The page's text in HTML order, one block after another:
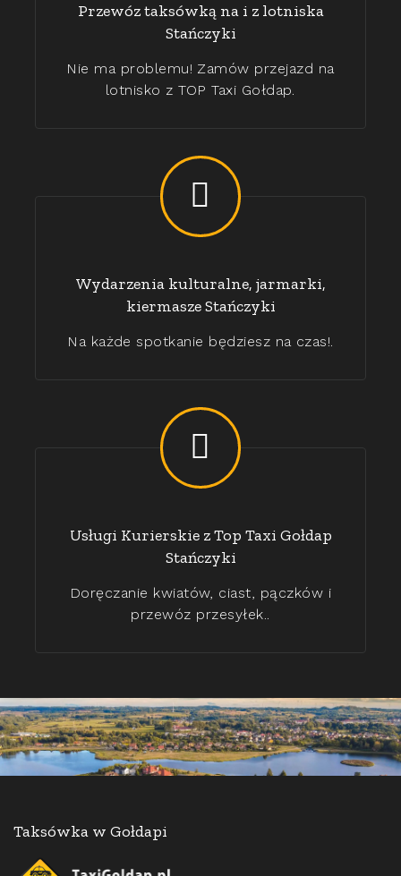
Przewóz taksówką na i z lotniska
Stańczyki
Nie ma problemu! Zamów przejazd na
lotnisko z TOP Taxi Gołdap.
Wydarzenia kulturalne, jarmarki,
kiermasze Stańczyki
Na każde spotkanie będziesz na czas!.
Usługi Kurierskie z Top Taxi Gołdap
Stańczyki
Doręczanie kwiatów, ciast, pączków i
przewóz przesyłek..
Taksówka w Gołdapi